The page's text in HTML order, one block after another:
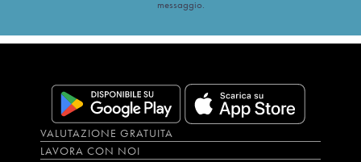
messaggio.
VALUTAZIONE GRATUITA
LAVORA CON NOI